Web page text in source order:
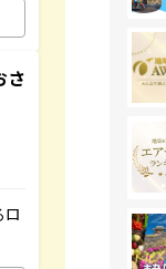
さ